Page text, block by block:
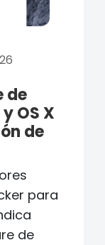
de
OS X
de
para
de